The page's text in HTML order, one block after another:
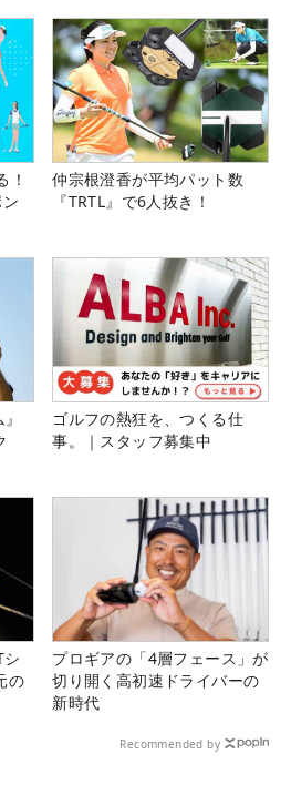
！
仲宗根澄香が平均パット数
『TRTL』で6人抜き！
ゴルフの熱狂を、つくる仕
事。｜スタッフ募集中
の
プロギアの「4層フェース」が
切り開く高初速ドライバーの
新時代
Recommended by